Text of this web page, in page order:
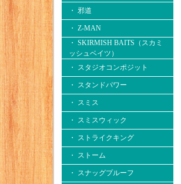
・ 邪道
・ Z-MAN
・ SKIRMISH BAITS（スカミ
ッシュベイツ）
・ スタジオコンポジット
・ スタンドパワー
・ スミス
・ スミスウィック
・ ストライクキング
・ ストーム
・ スナッグプルーフ